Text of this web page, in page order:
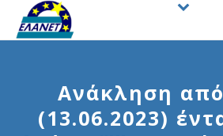
Ανάκληση
(13.06.2023)